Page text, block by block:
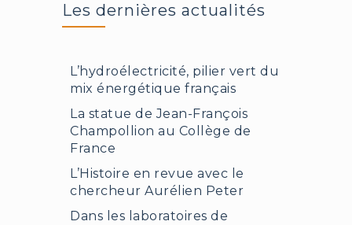
Les dernières actualités
L’hydroélectricité, pilier vert du
mix énergétique français
La statue de Jean-François
Champollion au Collège de
France
L’Histoire en revue avec le
chercheur Aurélien Peter
Dans les laboratoires de